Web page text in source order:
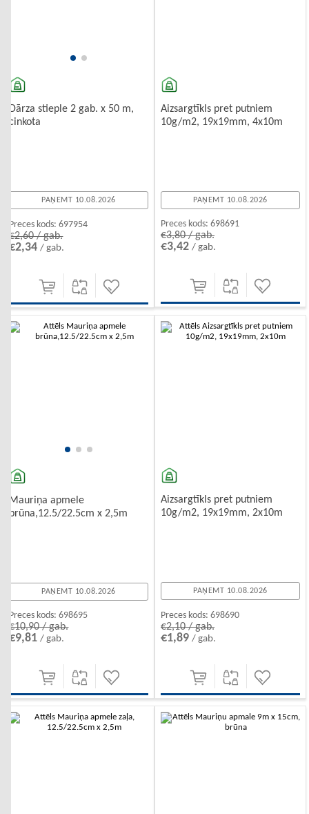
Dārza stieple 2 gab. x 50 m,
cinkota
PAŅEMT 10.08.2026
Preces kods: 697954
€2,60 / gab.
€2,34/ gab.
Aizsargtīkls pret putniem
10g/m2, 19x19mm, 4x10m
PAŅEMT 10.08.2026
Preces kods: 698691
€3,80 / gab.
€3,42 / gab.
Mauriņa apmele
brūna,12.5/22.5cm x 2,5m
PAŅEMT 10.08.2026
Preces kods: 698695
€10,90 / gab.
€9,81/ gab.
Aizsargtīkls pret putniem
10g/m2, 19x19mm, 2x10m
PAŅEMT 10.08.2026
Preces kods: 698690
€2,10 / gab.
€1,89 / gab.